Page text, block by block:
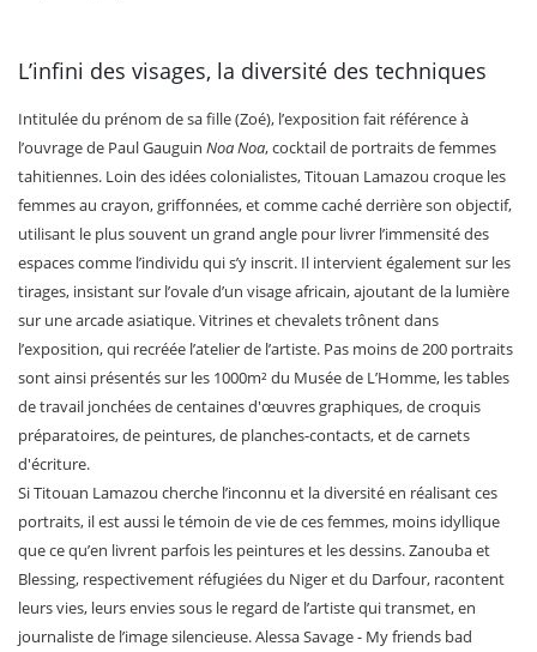
L’infini des visages, la diversité des techniques
Intitulée du prénom de sa fille (Zoé), l’exposition fait référence à
l’ouvrage de Paul Gauguin Noa Noa, cocktail de portraits de femmes
tahitiennes. Loin des idées colonialistes, Titouan Lamazou croque les
femmes au crayon, griffonnées, et comme caché derrière son objectif,
utilisant le plus souvent un grand angle pour livrer l’immensité des
espaces comme l’individu qui s’y inscrit. Il intervient également sur les
tirages, insistant sur l’ovale d’un visage africain, ajoutant de la lumière
sur une arcade asiatique. Vitrines et chevalets trônent dans
l’exposition, qui recréée l’atelier de l’artiste. Pas moins de 200 portraits
sont ainsi présentés sur les 1000m² du Musée de L’Homme, les tables
de travail jonchées de centaines d'œuvres graphiques, de croquis
préparatoires, de peintures, de planches-contacts, et de carnets
d'écriture.
Si Titouan Lamazou cherche l’inconnu et la diversité en réalisant ces
portraits, il est aussi le témoin de vie de ces femmes, moins idyllique
que ce qu’en livrent parfois les peintures et les dessins. Zanouba et
Blessing, respectivement réfugiées du Niger et du Darfour, racontent
leurs vies, leurs envies sous le regard de l’artiste qui transmet, en
journaliste de l’image silencieuse. Alessa Savage - My friends bad